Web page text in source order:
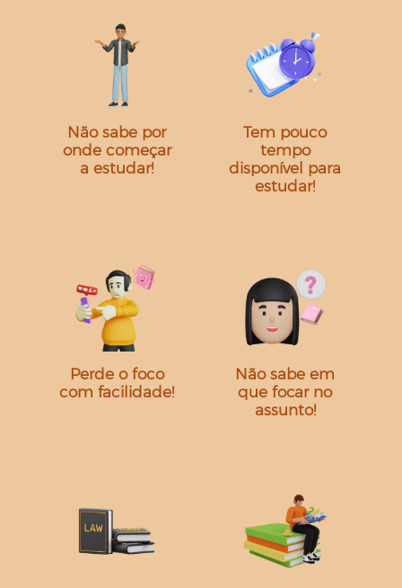
Não sabe por
onde começar
a estudar!
Tem pouco
tempo
disponível para
estudar!
Perde o foco
com facilidade!
Não sabe em
que focar no
assunto!